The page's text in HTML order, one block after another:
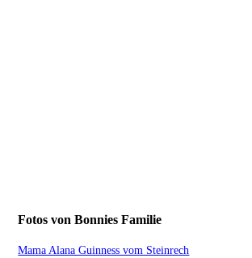
Fotos von Bonnies Familie
Mama Alana Guinness vom Steinrech